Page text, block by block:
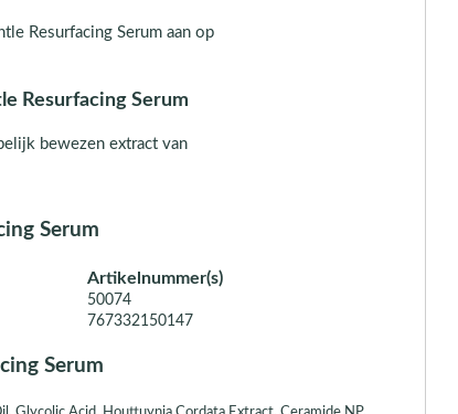
Resurfacing Serum aan op
Resurfacing Serum
bewezen extract van
Serum
Artikelnummer(s)
50074
767332150147
Serum